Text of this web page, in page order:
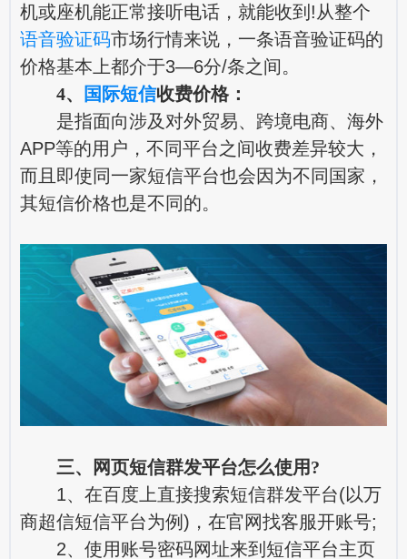
机或座机能正常接听电话，就能收到!从整个
语音验证码市场行情来说，一条语音验证码的
价格基本上都介于3—6分/条之间。
4、
国际短信收费价格：
是指面向涉及对外贸易、跨境电商、海外
APP等的用户，不同平台之间收费差异较大，
而且即使同一家短信平台也会因为不同国家，
其短信价格也是不同的。
三、网页短信群发平台怎么使用?
1、在百度上直接搜索短信群发平台(以万
商超信短信平台为例)，在官网找客服开账号;
2、使用账号密码网址来到短信平台主页